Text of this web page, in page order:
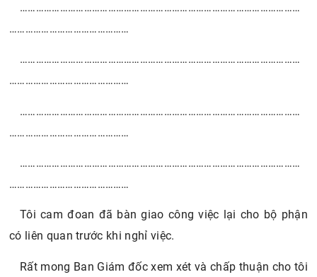
……………………………………………………………………………………………
………………………………………
……………………………………………………………………………………………
………………………………………
……………………………………………………………………………………………
………………………………………
……………………………………………………………………………………………
………………………………………
Tôi cam đoan đã bàn giao công việc lại cho bộ phận
có liên quan trước khi nghỉ việc.
Rất mong Ban Giám đốc xem xét và chấp thuận cho tôi